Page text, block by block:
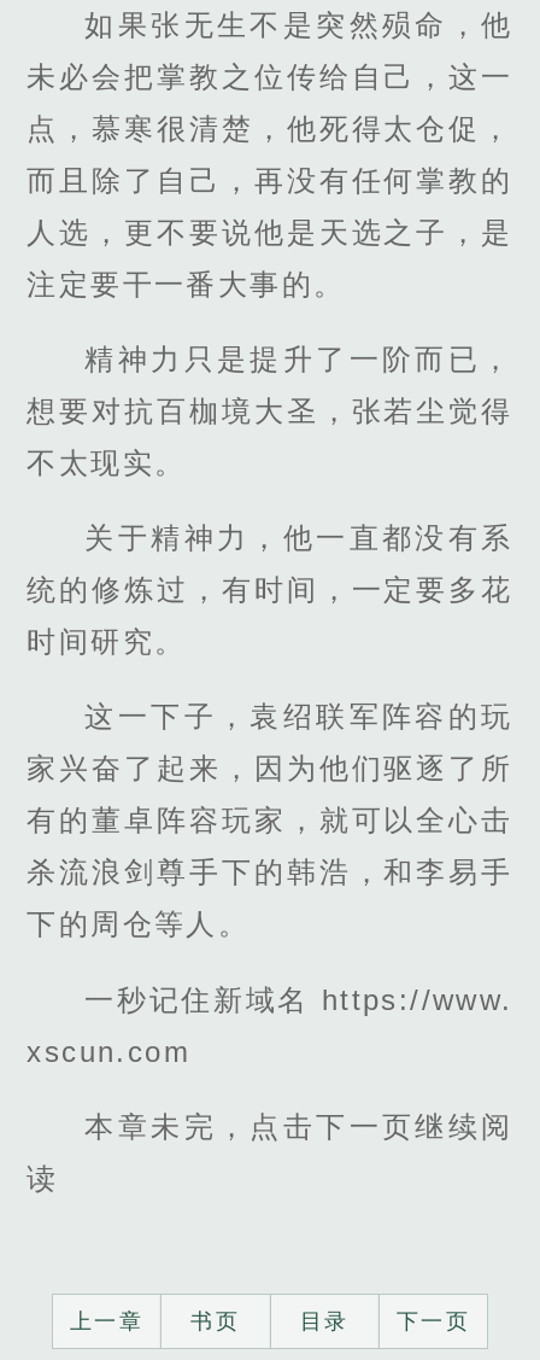
如果张无生不是突然殒命，他
未必会把掌教之位传给自己，这一
点，慕寒很清楚，他死得太仓促，
而且除了自己，再没有任何掌教的
人选，更不要说他是天选之子，是
注定要干一番大事的。
精神力只是提升了一阶而已，
想要对抗百枷境大圣，张若尘觉得
不太现实。
关于精神力，他一直都没有系
统的修炼过，有时间，一定要多花
时间研究。
这一下子，袁绍联军阵容的玩
家兴奋了起来，因为他们驱逐了所
有的董卓阵容玩家，就可以全心击
杀流浪剑尊手下的韩浩，和李易手
下的周仓等人。
一秒记住新域名 https://www.
xscun.com
本章未完，点击下一页继续阅
读
上一章 书页 目录 下一页